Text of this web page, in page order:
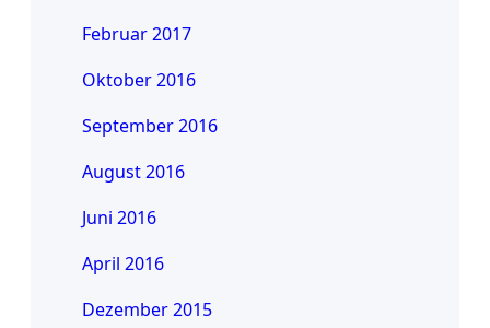
Februar 2017
Oktober 2016
September 2016
August 2016
Juni 2016
April 2016
Dezember 2015